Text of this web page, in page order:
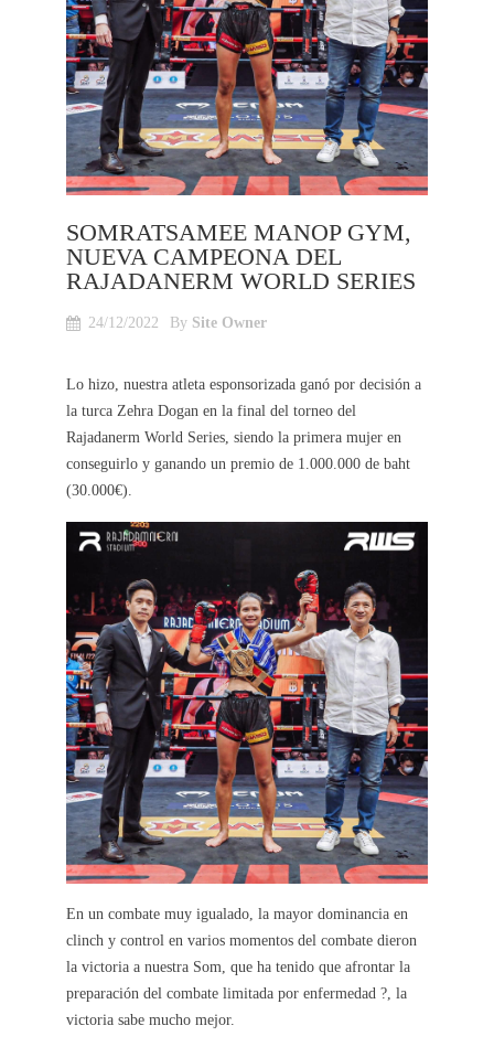
SOMRATSAMEE MANOP GYM,
NUEVA CAMPEONA DEL
RAJADANERM WORLD SERIES
24/12/2022 By Site Owner
Lo hizo, nuestra atleta esponsorizada ganó por decisión a
la turca Zehra Dogan en la final del torneo del
Rajadanerm World Series, siendo la primera mujer en
conseguirlo y ganando un premio de 1.000.000 de baht
(30.000€).
En un combate muy igualado, la mayor dominancia en
clinch y control en varios momentos del combate dieron
la victoria a nuestra Som, que ha tenido que afrontar la
preparación del combate limitada por enfermedad ?, la
victoria sabe mucho mejor.